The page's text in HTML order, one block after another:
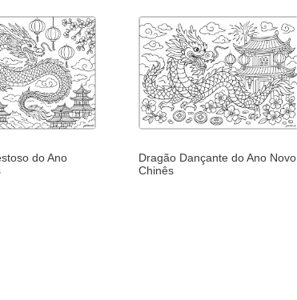
do Ano
Dragão Dançante do Ano Novo
Chinês